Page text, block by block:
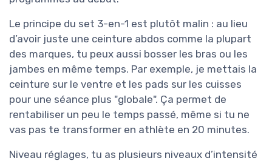
Le principe du set 3-en-1 est plutôt malin : au lieu
d’avoir juste une ceinture abdos comme la plupart
des marques, tu peux aussi bosser les bras ou les
jambes en même temps. Par exemple, je mettais la
ceinture sur le ventre et les pads sur les cuisses
pour une séance plus "globale". Ça permet de
rentabiliser un peu le temps passé, même si tu ne
vas pas te transformer en athlète en 20 minutes.
Niveau réglages, tu as plusieurs niveaux d’intensité